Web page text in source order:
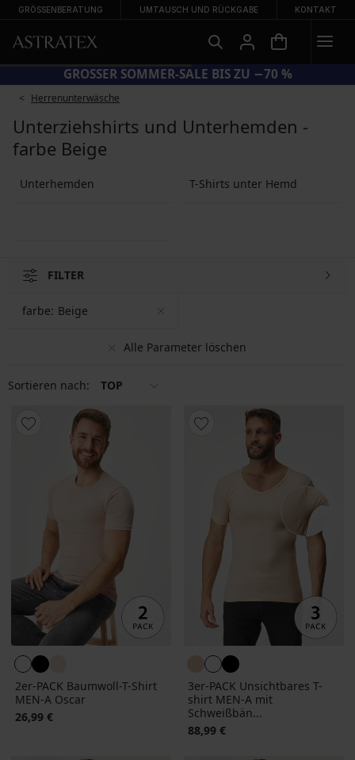
GRÖSSENBERATUNG UMTAUSCH UND RÜCKGABE KONTAKT
GROSSER SOMMER-SALE BIS ZU −70 %
Herrenunterwäsche
Unterziehshirts und Unterhemden -
farbe Beige
Unterhemden T-Shirts unter Hemd
FILTER
Alle Parameter löschen
farbe: Beige
Sortieren nach: TOP
2er-PACK Baumwoll-T-Shirt
MEN-A Oscar
26,99 €
3er-PACK Unsichtbares T-
shirt MEN-A mit
Schweißbän...
88,99 €